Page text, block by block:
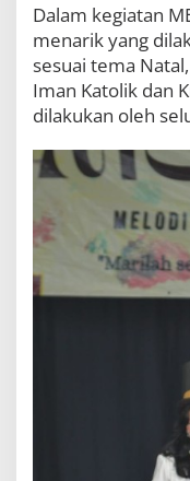
Dalam kegiatan
menarik yang
sesuai tema
Iman Katolik dan
dilakukan oleh